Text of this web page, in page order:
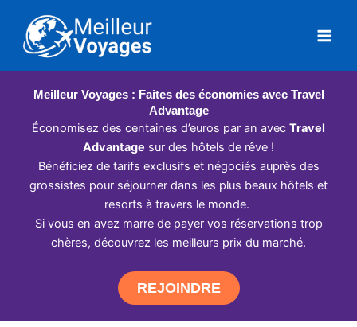
contenu
Meilleur Voyages : Faites des économies avec Travel
Advantage
Économisez des centaines d’euros par an avec Travel
Advantage sur des hôtels de rêve !
Bénéficiez de tarifs exclusifs et négociés auprès des
grossistes pour séjourner dans les plus beaux hôtels et
resorts à travers le monde.
Si vous en avez marre de payer vos réservations trop
chères, découvrez les meilleurs prix du marché.
REJOINDRE